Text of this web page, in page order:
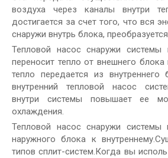
воздуха через каналы внутри
достигается за счет того, что вся
снаружи внутрь блока,
Тепловой насос снаружи системы
переносит тепло от внешнего блока
тепло передается из
внутренний тепловой насос
внутри системы повышает ее
охлаждения.
Тепловой насос снаружи системы
наружного блока к
типов сплит-систем.Когда вы